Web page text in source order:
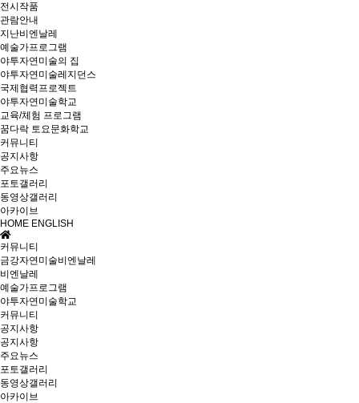
전시작품
관람안내
지난비엔날레
예술가프로그램
야투자연미술의 집
야투자연미술레지던스
국제협력프로젝트
야투자연미술학교
교육/체험 프로그램
꿈다락 토요문화학교
커뮤니티
공지사항
주요뉴스
포토갤러리
동영상갤러리
아카이브
HOME ENGLISH
커뮤니티
금강자연미술비엔날레
비엔날레
예술가프로그램
야투자연미술학교
커뮤니티
공지사항
공지사항
주요뉴스
포토갤러리
동영상갤러리
아카이브